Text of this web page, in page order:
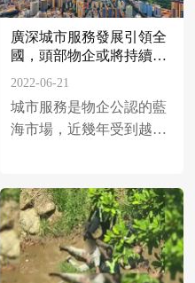
廣深城市服務發展引領全
國，頭部物企或將持續受
2022-06-21
城市服務是物企公認的藍
海市場，近幾年受到越來
成立城市服務獨立品牌，
並加速市場化外拓步伐。
但全國各個城市服務業務
仍以點狀、部分區域試點